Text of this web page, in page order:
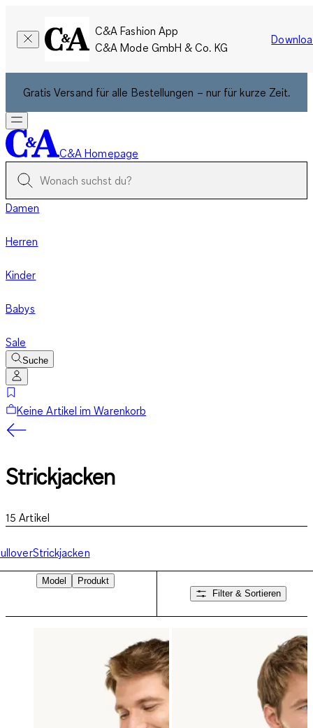
C&A Fashion App
C&A Mode GmbH & Co. KG
Gratis Versand für alle Bestellungen – nur für kurze Zeit.
C&A Homepage
Damen
Herren
Kinder
Babys
Sale
Suche
Keine Artikel im Warenkorb
Strickjacken
15 Artikel
Strickjacken
Model
Produkt
Filter & Sortieren